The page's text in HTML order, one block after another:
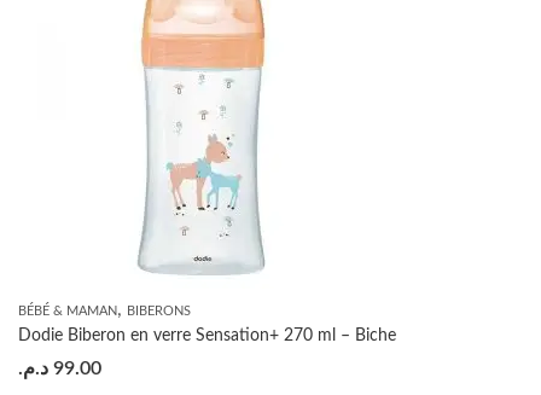
BÉBÉ & MAMAN, BIBERONS
Dodie Biberon en verre Sensation+ 270 ml – Biche
99.00 د.م.